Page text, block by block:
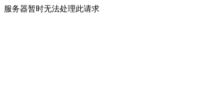
服务器暂时无法处理此请求